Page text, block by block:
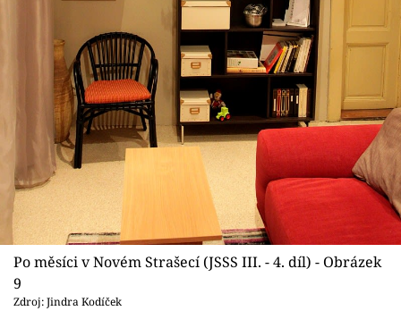
Po měsíci v Novém Strašecí (JSSS III. - 4. díl) - Obrázek
9
Zdroj: Jindra Kodíček